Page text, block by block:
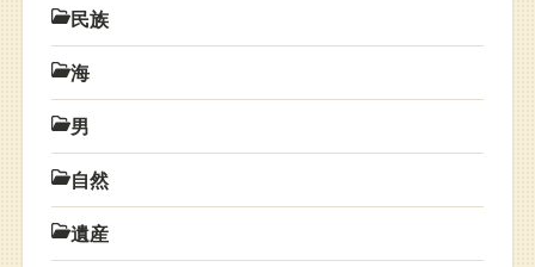
民族
海
男
自然
遺産